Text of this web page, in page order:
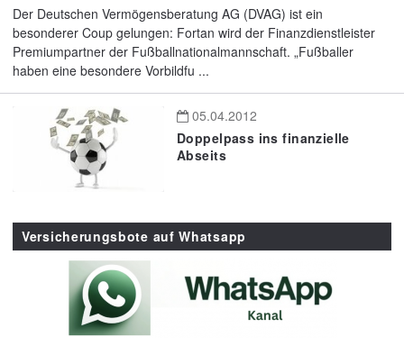
Der Deutschen Vermögensberatung AG (DVAG) ist ein
besonderer Coup gelungen: Fortan wird der Finanzdienstleister
Premiumpartner der Fußballnationalmannschaft. „Fußballer
haben eine besondere Vorbildfu ...
05.04.2012
Doppelpass ins finanzielle
Abseits
Versicherungsbote auf Whatsapp